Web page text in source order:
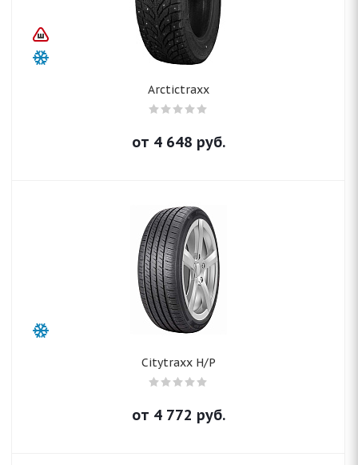
Arctictraxx
от 4 648 руб.
Citytraxx H/P
от 4 772 руб.